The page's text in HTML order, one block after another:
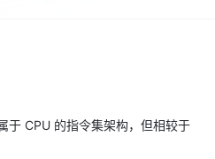
于 CPU 的指令集架构，但相较于